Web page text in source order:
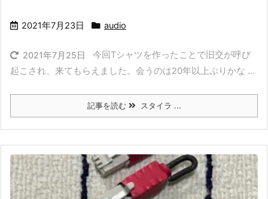
2021年7月23日 audio
2021年7月25日
今回Tシャツを作ったことで旧交が呼び
起こされ、来てもらえました。会うのは20年以上ぶりかな ...
記事を読む スタイラ ...